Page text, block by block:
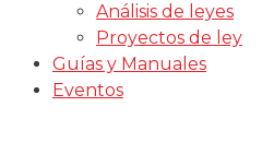
Análisis de leyes
Proyectos de ley
Guías y Manuales
Eventos